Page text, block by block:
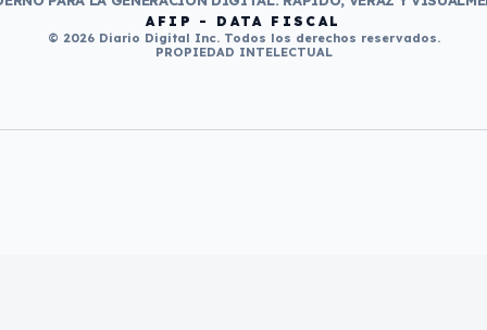
AFIP - DATA FISCAL
© 2026 Diario Digital Inc. Todos los derechos reservados.
PROPIEDAD INTELECTUAL